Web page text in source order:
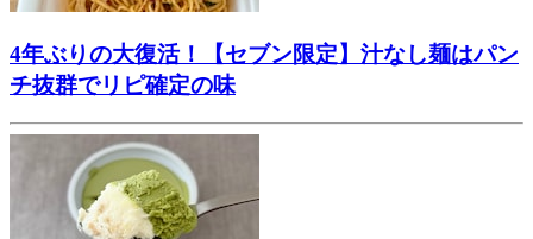
4年ぶりの大復活！【セブン限定】汁なし麺はパン
チ抜群でリピ確定の味